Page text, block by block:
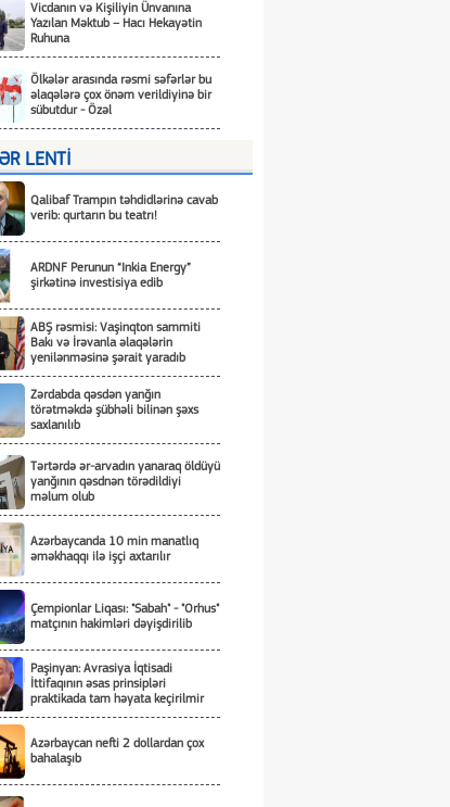
Vicdanın və Kişiliyin Ünvanına
Yazılan Məktub – Hacı Hekayətin
Ruhuna
Ölkələr arasında rəsmi səfərlər bu
əlaqələrə çox önəm verildiyinə bir
sübutdur - Özəl
LENTİ
Qalibaf Trampın təhdidlərinə cavab
verib: qurtarın bu teatrı!
ARDNF Perunun “Inkia Energy”
şirkətinə investisiya edib
ABŞ rəsmisi: Vaşinqton sammiti
Bakı və İrəvanla əlaqələrin
yenilənməsinə şərait yaradıb
Zərdabda qəsdən yanğın
törətməkdə şübhəli bilinən şəxs
saxlanılıb
Tərtərdə ər-arvadın yanaraq öldüyü
yanğının qəsdnən törədildiyi
məlum olub
Azərbaycanda 10 min manatlıq
əməkhaqqı ilə işçi axtarılır
Çempionlar Liqası: "Sabah" - "Orhus"
matçının hakimləri dəyişdirilib
Paşinyan: Avrasiya İqtisadi
İttifaqının əsas prinsipləri
praktikada tam həyata keçirilmir
Azərbaycan nefti 2 dollardan çox
bahalaşıb